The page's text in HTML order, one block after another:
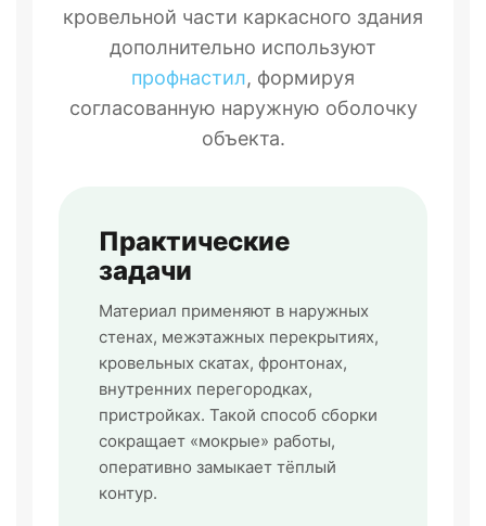
кровельной части каркасного здания
дополнительно используют
профнастил, формируя
согласованную наружную оболочку
объекта.
Практические
задачи
Материал применяют в наружных
стенах, межэтажных перекрытиях,
кровельных скатах, фронтонах,
внутренних перегородках,
пристройках. Такой способ сборки
сокращает «мокрые» работы,
оперативно замыкает тёплый
контур.